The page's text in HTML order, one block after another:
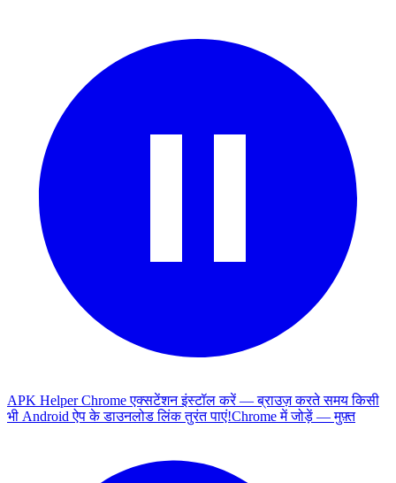
APK Helper Chrome एक्सटेंशन इंस्टॉल करें — ब्राउज़ करते समय किसी
भी Android ऐप के डाउनलोड लिंक तुरंत पाएं!Chrome में जोड़ें — मुफ़्त